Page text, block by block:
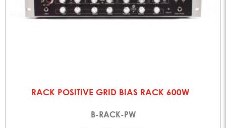
RACK POSITIVE GRID BIAS RACK 600W
B-RACK-PW